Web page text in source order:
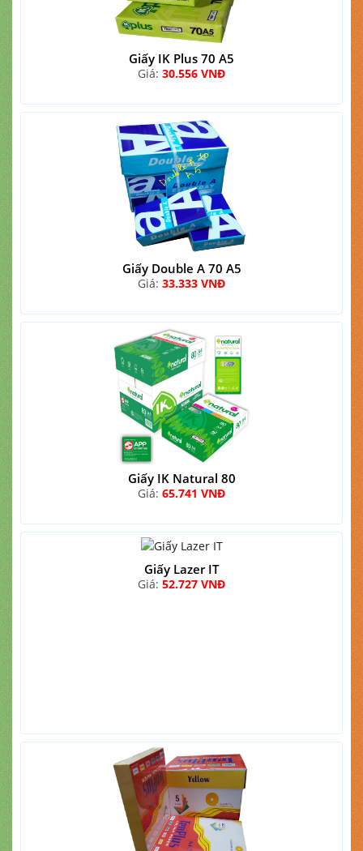
Giấy IK Plus 70 A5
Giá: 30.556 VNĐ
Giấy Double A 70 A5
Giá: 33.333 VNĐ
Giấy IK Natural 80
Giá: 65.741 VNĐ
Giấy Lazer IT
Giá: 52.727 VNĐ